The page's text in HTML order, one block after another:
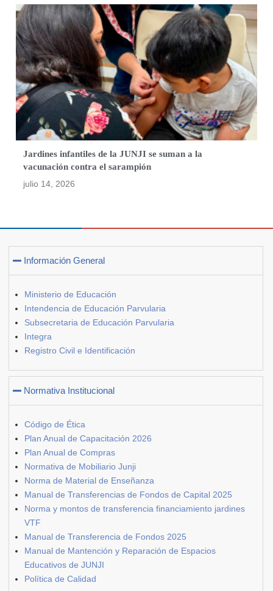
Jardines infantiles de la JUNJI se suman a la
vacunación contra el sarampión
julio 14, 2026
Información General
Ministerio de Educación
Intendencia de Educación Parvularia
Subsecretaria de Educación Parvularia
Integra
Registro Civil e Identificación
Normativa Institucional
Código de Ética
Plan Anual de Capacitación 2026
Plan Anual de Compras
Normativa de Mobiliario Junji
Norma de Material de Enseñanza
Manual de Transferencias de Fondos de Capital 2025
Norma y montos de transferencia financiamiento jardines
VTF
Manual de Transferencia de Fondos 2025
Manual de Mantención y Reparación de Espacios
Educativos de JUNJI
Política de Calidad